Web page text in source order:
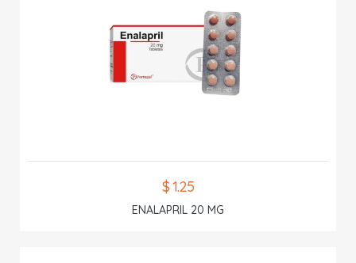
$ 1.25
ENALAPRIL 20 MG